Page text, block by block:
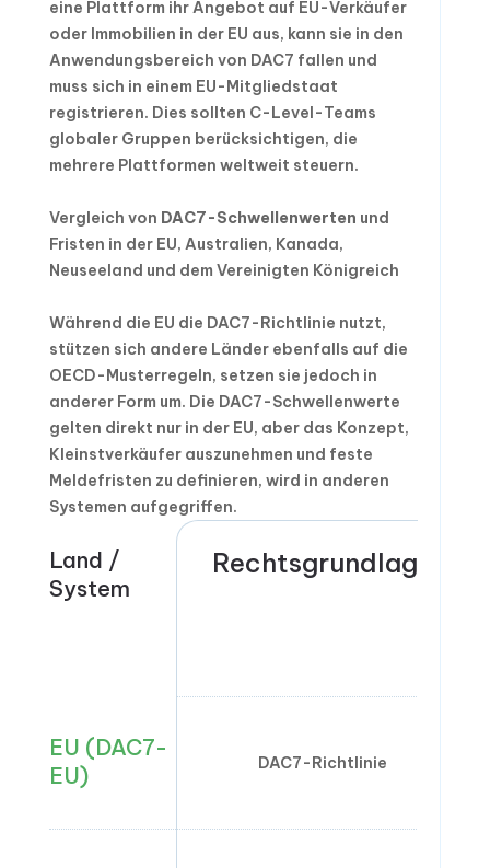
eine Plattform ihr Angebot auf EU-Verkäufer
oder Immobilien in der EU aus, kann sie in den
Anwendungsbereich von DAC7 fallen und
muss sich in einem EU-Mitgliedstaat
registrieren. Dies sollten C-Level-Teams
globaler Gruppen berücksichtigen, die
mehrere Plattformen weltweit steuern.
Vergleich von DAC7-Schwellenwerten und
Fristen in der EU, Australien, Kanada,
Neuseeland und dem Vereinigten Königreich
Während die EU die DAC7-Richtlinie nutzt,
stützen sich andere Länder ebenfalls auf die
OECD-Musterregeln, setzen sie jedoch in
anderer Form um. Die DAC7-Schwellenwerte
gelten direkt nur in der EU, aber das Konzept,
Kleinstverkäufer auszunehmen und feste
Meldefristen zu definieren, wird in anderen
Systemen aufgegriffen.
Land /
System
Rechtsgrundlage
EU (DAC7-
EU)
DAC7-Richtlinie